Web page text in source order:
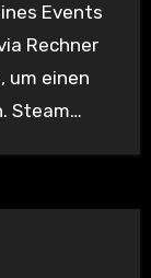
Events
Rechner
um einen
Steam…